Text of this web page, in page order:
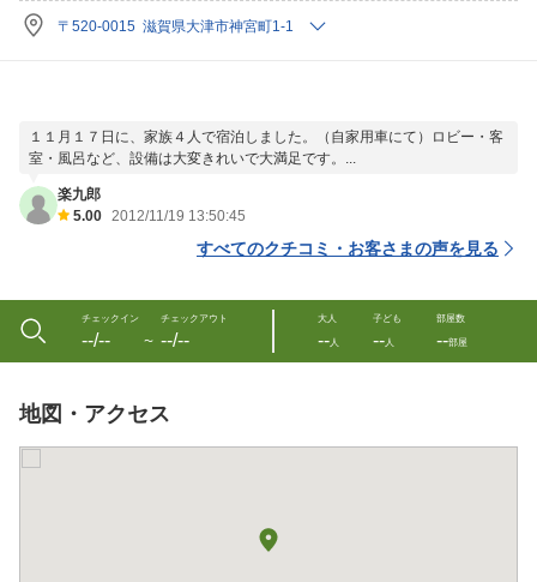
〒520-0015 滋賀県大津市神宮町1-1
１１月１７日に、家族４人で宿泊しました。（自家用車にて）ロビー・客
室・風呂など、設備は大変きれいで大満足です。...
楽九郎
5.00 2012/11/19 13:50:45
すべてのクチコミ・お客さまの声を見る
チェックイン
--/-- 〜
チェックアウト
--/--
大人
--人
子ども
--人
部屋数
--部屋
地図・アクセス